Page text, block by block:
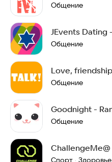
Общение
JEvents Dating
Общение
Love,
Общение
Goodnight -
Общение
ChallengeMe@
Спорт · Здоровье